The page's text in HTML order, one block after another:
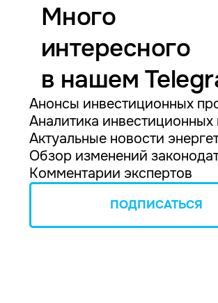
Много
интересного
в нашем
Анонсы инвестиционных
Аналитика
Актуальные новости
Обзор изменений
Комментарии экспертов
ПОДПИСАТЬСЯ